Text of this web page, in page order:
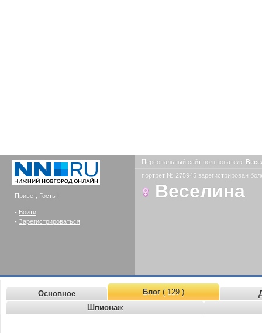
Привет, Гость !
- Войти
- Зарегистрироваться
Персональный сайт пользователя
портрет № 275945 зарегистрирован
Веселина
Основное Блог( 129 )
Шпионаж